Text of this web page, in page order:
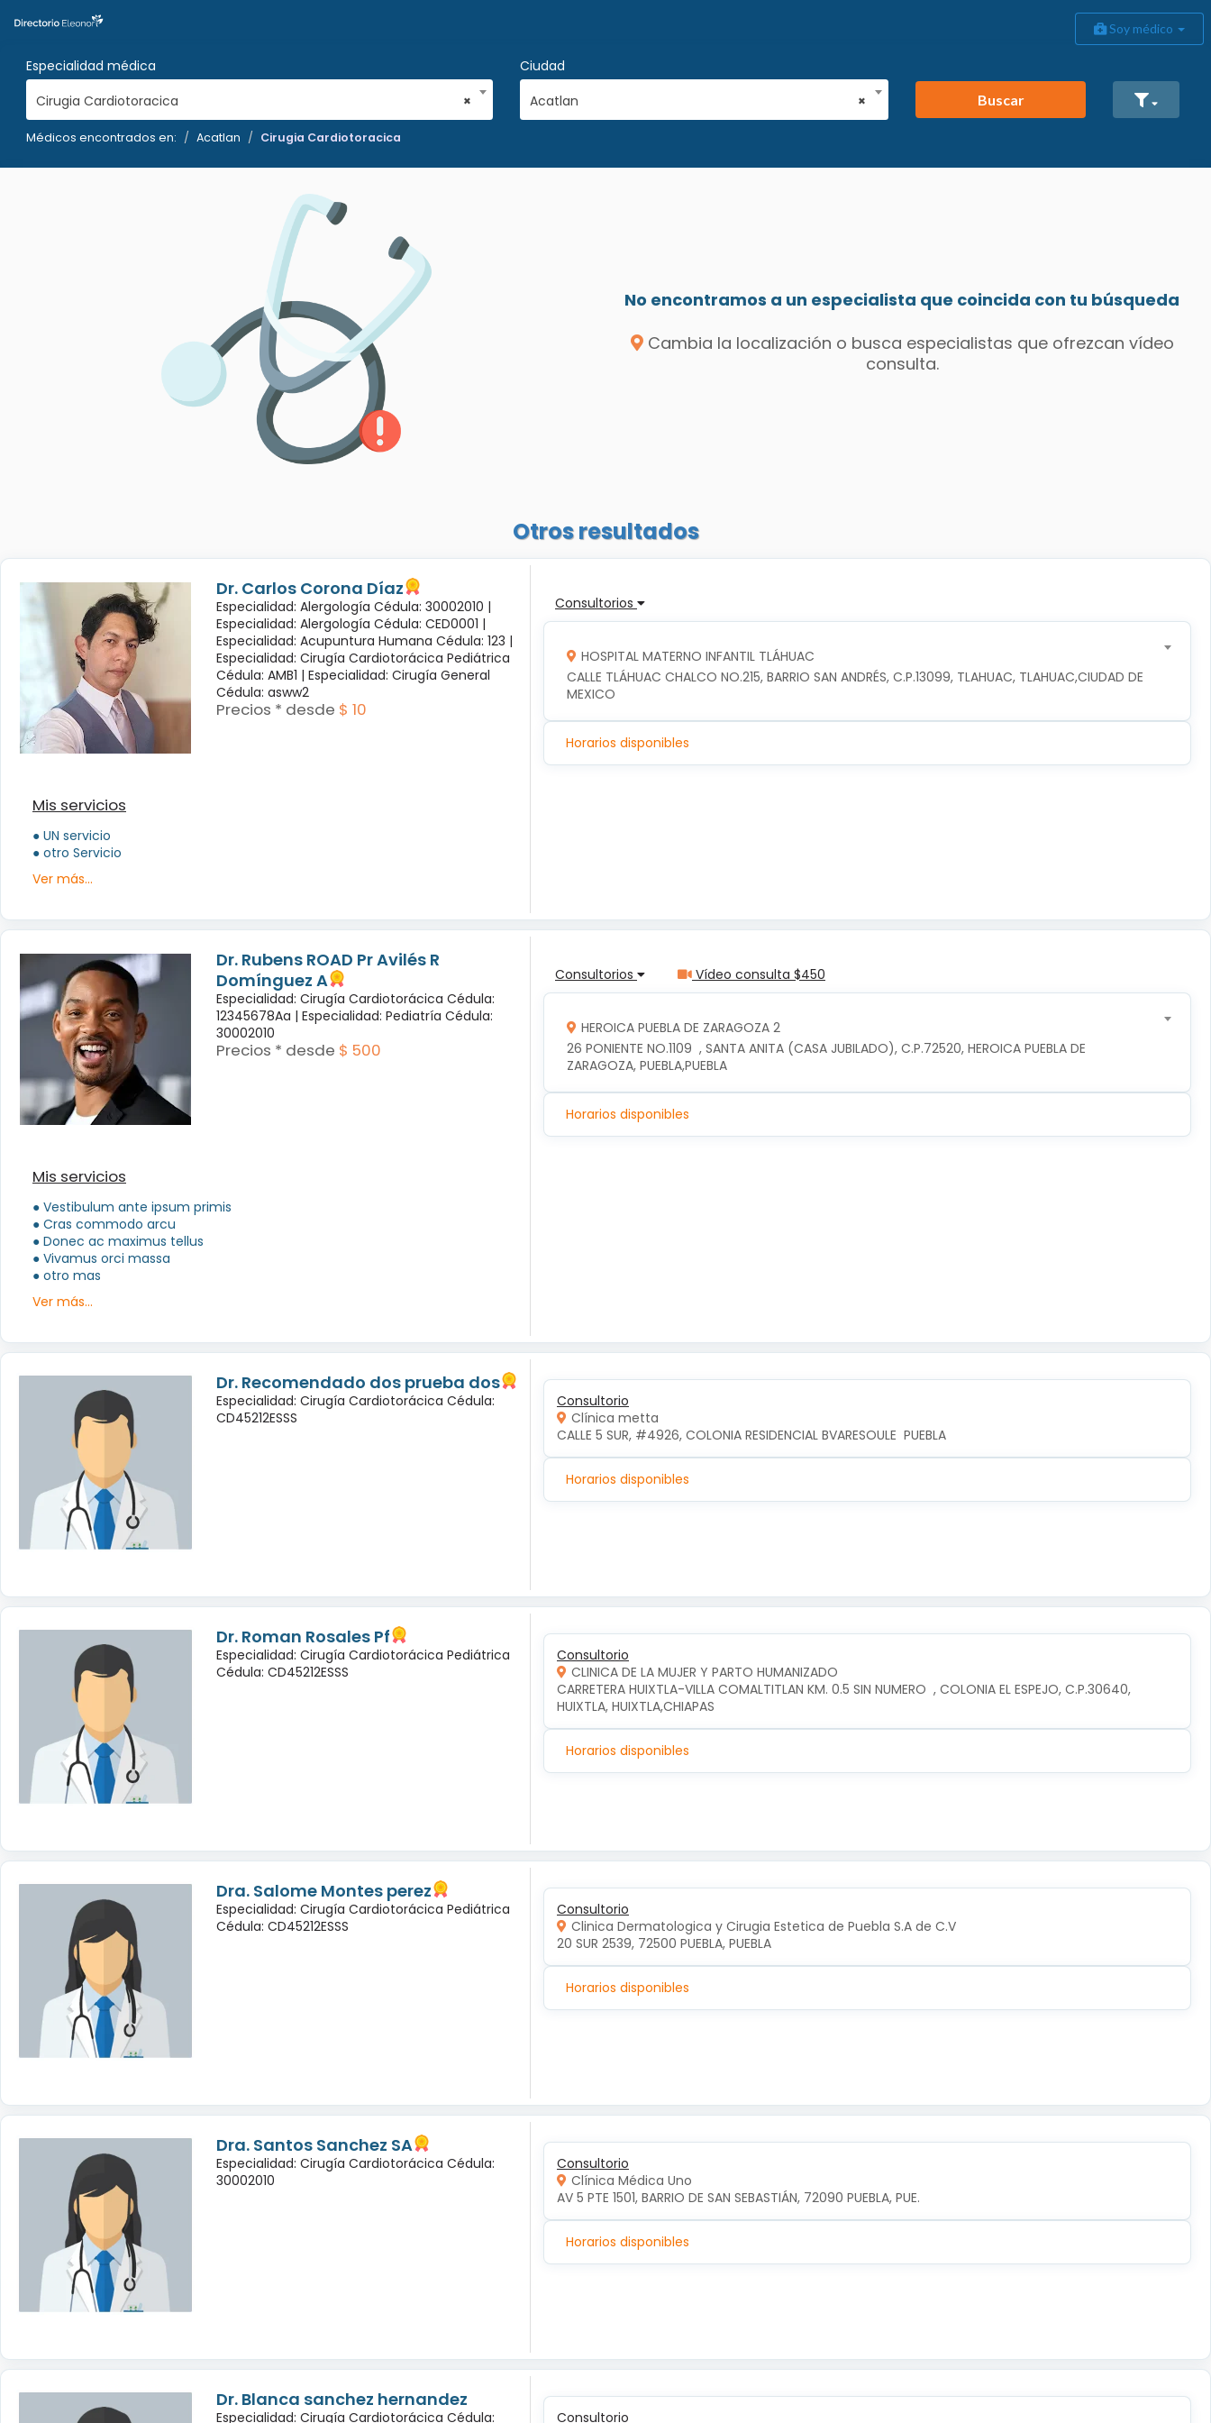
Soy médico
Especialidad médica
×
Cirugia Cardiotoracica
Ciudad
×
Acatlan Buscar
Médicos encontrados en: Acatlan Cirugia Cardiotoracica
No encontramos a un especialista que coincida con tu búsqueda
Cambia la localización o busca especialistas que ofrezcan vídeo
consulta.
Otros resultados
Dr. Carlos Corona Díaz
Especialidad: Alergología Cédula: 30002010 |
Especialidad: Alergología Cédula: CED0001 |
Especialidad: Acupuntura Humana Cédula: 123 |
Especialidad: Cirugía Cardiotorácica Pediátrica
Cédula: AMB1 | Especialidad: Cirugía General
Cédula: asww2
Precios * desde $ 10
Mis servicios
● UN servicio
● otro Servicio
Ver más...
Consultorios
HOSPITAL MATERNO INFANTIL TLÁHUAC
CALLE TLÁHUAC CHALCO NO.215, BARRIO SAN ANDRÉS, C.P.13099, TLAHUAC, TLAHUAC,CIUDAD DE
MEXICO
Horarios disponibles
Dr. Rubens ROAD Pr Avilés R
Domínguez A
Especialidad: Cirugía Cardiotorácica Cédula:
12345678Aa | Especialidad: Pediatría Cédula:
30002010
Precios * desde $ 500
Mis servicios
● Vestibulum ante ipsum primis
● Cras commodo arcu
● Donec ac maximus tellus
● Vivamus orci massa
● otro mas
Ver más...
Consultorios Vídeo consulta $450
HEROICA PUEBLA DE ZARAGOZA 2
26 PONIENTE NO.1109  , SANTA ANITA (CASA JUBILADO), C.P.72520, HEROICA PUEBLA DE
ZARAGOZA, PUEBLA,PUEBLA
Horarios disponibles
Dr. Recomendado dos prueba dos
Especialidad: Cirugía Cardiotorácica Cédula:
CD45212ESSS
Consultorio
Clínica metta
CALLE 5 SUR, #4926, COLONIA RESIDENCIAL BVARESOULE  PUEBLA
Horarios disponibles
Dr. Roman Rosales Pf
Especialidad: Cirugía Cardiotorácica Pediátrica
Cédula: CD45212ESSS
Consultorio
CLINICA DE LA MUJER Y PARTO HUMANIZADO
CARRETERA HUIXTLA-VILLA COMALTITLAN KM. 0.5 SIN NUMERO  , COLONIA EL ESPEJO, C.P.30640,
HUIXTLA, HUIXTLA,CHIAPAS
Horarios disponibles
Dra. Salome Montes perez
Especialidad: Cirugía Cardiotorácica Pediátrica
Cédula: CD45212ESSS
Consultorio
Clinica Dermatologica y Cirugia Estetica de Puebla S.A de C.V
20 SUR 2539, 72500 PUEBLA, PUEBLA
Horarios disponibles
Dra. Santos Sanchez SA
Especialidad: Cirugía Cardiotorácica Cédula:
30002010
Consultorio
Clínica Médica Uno
AV 5 PTE 1501, BARRIO DE SAN SEBASTIÁN, 72090 PUEBLA, PUE.
Horarios disponibles
Dr. Blanca sanchez hernandez
Especialidad: Cirugía Cardiotorácica Cédula: Consultorio